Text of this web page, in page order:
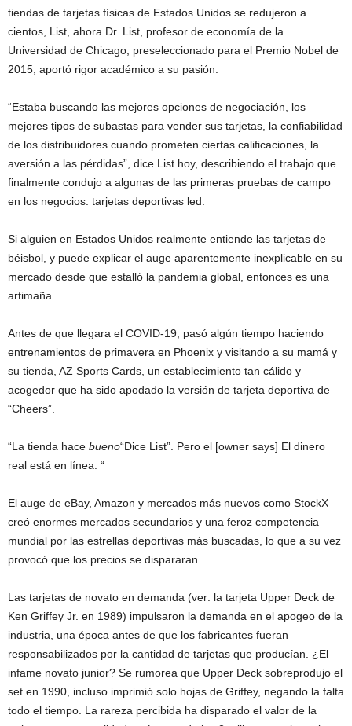
tiendas de tarjetas físicas de Estados Unidos se redujeron a
cientos, List, ahora Dr. List, profesor de economía de la
Universidad de Chicago, preseleccionado para el Premio Nobel de
2015, aportó rigor académico a su pasión.
“Estaba buscando las mejores opciones de negociación, los
mejores tipos de subastas para vender sus tarjetas, la confiabilidad
de los distribuidores cuando prometen ciertas calificaciones, la
aversión a las pérdidas”, dice List hoy, describiendo el trabajo que
finalmente condujo a algunas de las primeras pruebas de campo
en los negocios. tarjetas deportivas led.
Si alguien en Estados Unidos realmente entiende las tarjetas de
béisbol, y puede explicar el auge aparentemente inexplicable en su
mercado desde que estalló la pandemia global, entonces es una
artimaña.
Antes de que llegara el COVID-19, pasó algún tiempo haciendo
entrenamientos de primavera en Phoenix y visitando a su mamá y
su tienda, AZ Sports Cards, un establecimiento tan cálido y
acogedor que ha sido apodado la versión de tarjeta deportiva de
“Cheers”.
“La tienda hace bueno“Dice List”. Pero el [owner says] El dinero
real está en línea. “
El auge de eBay, Amazon y mercados más nuevos como StockX
creó enormes mercados secundarios y una feroz competencia
mundial por las estrellas deportivas más buscadas, lo que a su vez
provocó que los precios se dispararan.
Las tarjetas de novato en demanda (ver: la tarjeta Upper Deck de
Ken Griffey Jr. en 1989) impulsaron la demanda en el apogeo de la
industria, una época antes de que los fabricantes fueran
responsabilizados por la cantidad de tarjetas que producían. ¿El
infame novato junior? Se rumorea que Upper Deck sobreprodujo el
set en 1990, incluso imprimió solo hojas de Griffey, negando la falta
todo el tiempo. La rareza percibida ha disparado el valor de la